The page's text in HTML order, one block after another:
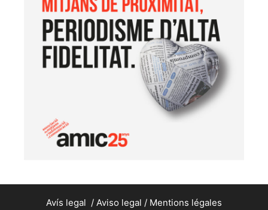
Avís legal / Aviso legal / Mentions légales